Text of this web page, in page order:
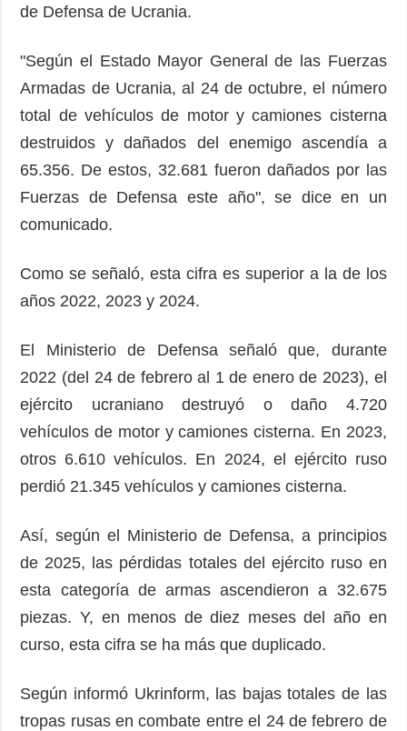
de Defensa de Ucrania.
"Según el Estado Mayor General de las Fuerzas
Armadas de Ucrania, al 24 de octubre, el número
total de vehículos de motor y camiones cisterna
destruidos y dañados del enemigo ascendía a
65.356. De estos, 32.681 fueron dañados por las
Fuerzas de Defensa este año", se dice en un
comunicado.
Como se señaló, esta cifra es superior a la de los
años 2022, 2023 y 2024.
El Ministerio de Defensa señaló que, durante
2022 (del 24 de febrero al 1 de enero de 2023), el
ejército ucraniano destruyó o daño 4.720
vehículos de motor y camiones cisterna. En 2023,
otros 6.610 vehículos. En 2024, el ejército ruso
perdió 21.345 vehículos y camiones cisterna.
Así, según el Ministerio de Defensa, a principios
de 2025, las pérdidas totales del ejército ruso en
esta categoría de armas ascendieron a 32.675
piezas. Y, en menos de diez meses del año en
curso, esta cifra se ha más que duplicado.
Según informó Ukrinform, las bajas totales de las
tropas rusas en combate entre el 24 de febrero de